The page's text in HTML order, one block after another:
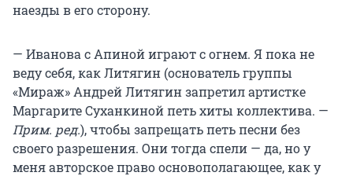
наезды в его сторону.
— Иванова с Апиной играют с огнем. Я пока не
веду себя, как Литягин (основатель группы
«Мираж» Андрей Литягин запретил артистке
Маргарите Суханкиной петь хиты коллектива. —
Прим. ред.), чтобы запрещать петь песни без
своего разрешения. Они тогда спели — да, но у
меня авторское право основополагающее, как у